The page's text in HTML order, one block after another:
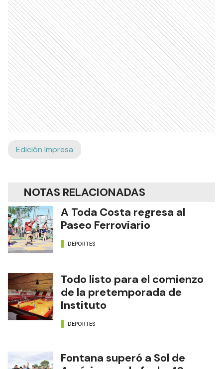
Edición Impresa
NOTAS RELACIONADAS
A Toda Costa regresa al
Paseo Ferroviario
DEPORTES
Todo listo para el comienzo
de la pretemporada de
Instituto
DEPORTES
Fontana superó a Sol de